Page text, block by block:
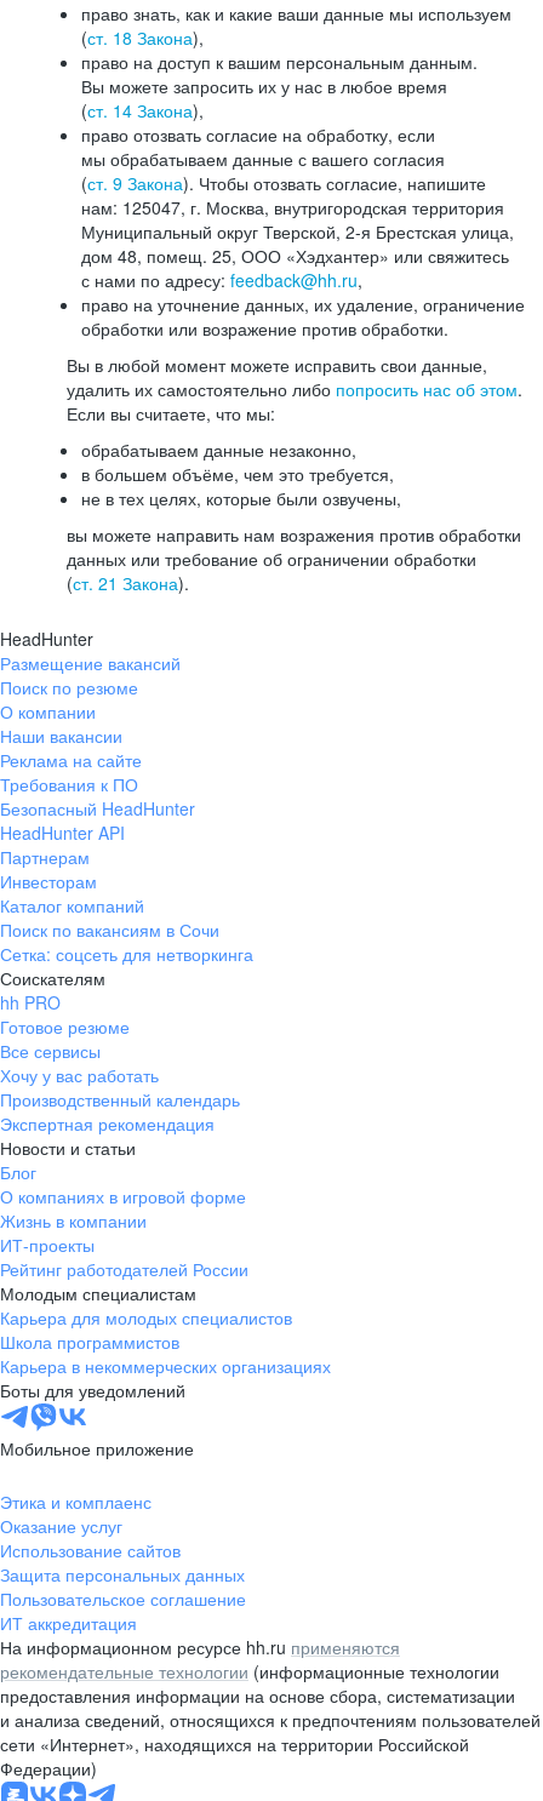
право знать, как и какие ваши данные мы используем
(ст. 18 Закона),
право на доступ к вашим персональным данным.
Вы можете запросить их у нас в любое время
(ст. 14 Закона),
право отозвать согласие на обработку, если
мы обрабатываем данные с вашего согласия
(ст. 9 Закона). Чтобы отозвать согласие, напишите
нам: 125047, г. Москва, внутригородская территория
Муниципальный округ Тверской, 2-я Брестская улица,
дом 48, помещ. 25, ООО «Хэдхантер» или свяжитесь
с нами по адресу: feedback@hh.ru,
право на уточнение данных, их удаление, ограничение
обработки или возражение против обработки.
Вы в любой момент можете исправить свои данные,
удалить их самостоятельно либо попросить нас об этом.
Если вы считаете, что мы:
обрабатываем данные незаконно,
в большем объёме, чем это требуется,
не в тех целях, которые были озвучены,
вы можете направить нам возражения против обработки
данных или требование об ограничении обработки
(ст. 21 Закона).
HeadHunter
Размещение вакансий
Поиск по резюме
О компании
Наши вакансии
Реклама на сайте
Требования к ПО
Безопасный HeadHunter
HeadHunter API
Партнерам
Инвесторам
Каталог компаний
Поиск по вакансиям в Сочи
Сетка: соцсеть для нетворкинга
Соискателям
hh PRO
Готовое резюме
Все сервисы
Хочу у вас работать
Производственный календарь
Экспертная рекомендация
Новости и статьи
Блог
О компаниях в игровой форме
Жизнь в компании
ИТ-проекты
Рейтинг работодателей России
Молодым специалистам
Карьера для молодых специалистов
Школа программистов
Карьера в некоммерческих организациях
Боты для уведомлений
Мобильное приложение
Этика и комплаенс
Оказание услуг
Использование сайтов
Защита персональных данных
Пользовательское соглашение
ИТ аккредитация
На информационном ресурсе hh.ru применяются
рекомендательные технологии (информационные технологии
предоставления информации на основе сбора, систематизации
и анализа сведений, относящихся к предпочтениям пользователей
сети «Интернет», находящихся на территории Российской
Федерации)